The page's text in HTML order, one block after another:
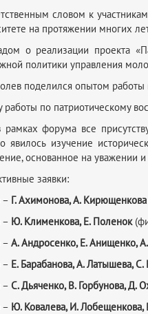
словом к
на протяжении многих
о реализации проекта
политики управления
поделился опытом работы
работы по патриотическому
рамках форума все
явилось изучение
основанное на уважении
заявки:
– Г. Ахимонова, А. Кирющенкова
– Ю. Клименкова, Е. Поленок
– А. Андросенко, Е. Анищенко,
– Е. Барабанова, А. Латышева, С.
– С. Дьяченко, В. Горбунова, Д.
– Ю. Ковалева, И. Лобещенкова,